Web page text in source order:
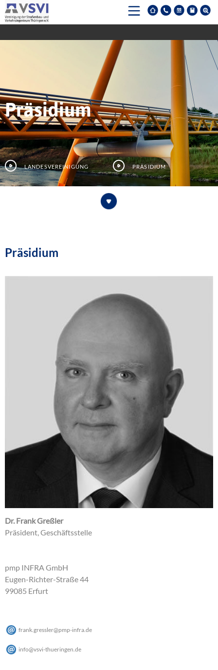
Präsidium
Landesvereinigung Präsidium
Präsidium
Dr. Frank Greßler
Präsident, Geschäftsstelle
pmp INFRA GmbH
Eugen-Richter-Straße 44
99085 Erfurt
frank.gressler@pmp-infra de
info@vsvi-thueringen de